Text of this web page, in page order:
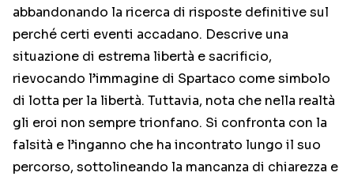
abbandonando la ricerca di risposte definitive sul
perché certi eventi accadano. Descrive una
situazione di estrema libertà e sacrificio,
rievocando l’immagine di Spartaco come simbolo
di lotta per la libertà. Tuttavia, nota che nella realtà
gli eroi non sempre trionfano. Si confronta con la
falsità e l’inganno che ha incontrato lungo il suo
percorso, sottolineando la mancanza di chiarezza e